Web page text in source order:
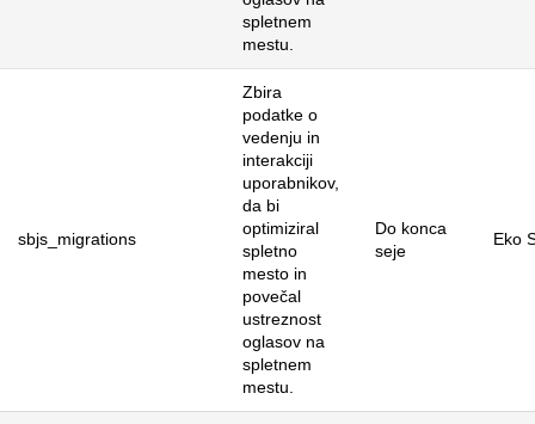
spletnem
mestu.
sbjs_migrations
Zbira
podatke o
vedenju in
interakciji
uporabnikov,
da bi
optimiziral
spletno
mesto in
povečal
ustreznost
oglasov na
spletnem
mestu.
Do konca
seje
Eko